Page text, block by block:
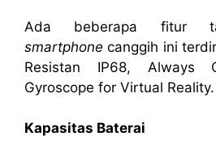
Ada beberapa fitur
smartphone canggih ini
Resistan IP68, Always
Gyroscope for Virtual Reality.
Kapasitas Baterai